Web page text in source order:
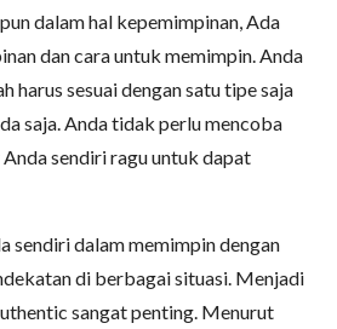
dalam hal kepemimpinan, Ada
dan cara untuk memimpin. Anda
harus sesuai dengan satu tipe saja
saja. Anda tidak perlu mencoba
sendiri ragu untuk dapat
sendiri dalam memimpin dengan
di berbagai situasi. Menjadi
sangat penting. Menurut